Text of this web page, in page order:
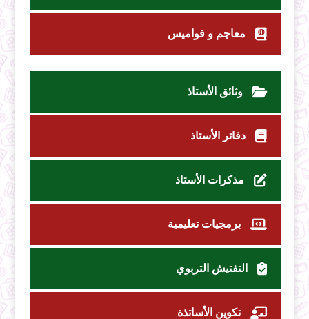
معاجم و قواميس
وثائق الأستاذ
دفاتر الأستاذ
مذكرات الأستاذ
برمجيات تعليمية
التفتيش التربوي
تكوين الأساتذة